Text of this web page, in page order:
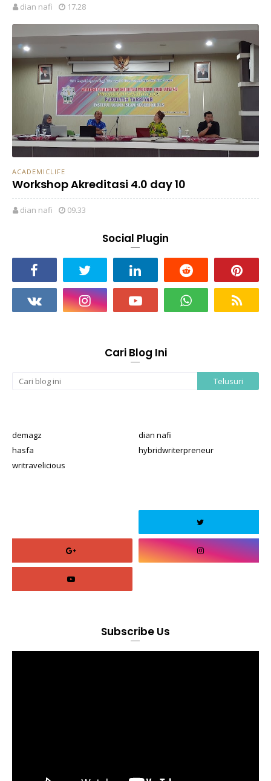
dian nafi 17.28
ACADEMICLIFE
Workshop Akreditasi 4.0 day 10
dian nafi 09.33
Social Plugin
Cari Blog Ini
demagz
dian nafi
hasfa
hybridwriterpreneur
writravelicious
Subscribe Us